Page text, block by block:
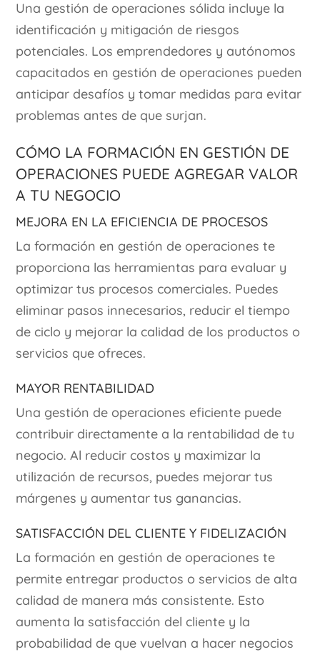
Una gestión de operaciones sólida incluye la
identificación y mitigación de riesgos
potenciales. Los emprendedores y autónomos
capacitados en gestión de operaciones pueden
anticipar desafíos y tomar medidas para evitar
problemas antes de que surjan.
Cómo la Formación en Gestión de
Operaciones Puede Agregar Valor
a tu Negocio
Mejora en la Eficiencia de Procesos
La formación en gestión de operaciones te
proporciona las herramientas para evaluar y
optimizar tus procesos comerciales. Puedes
eliminar pasos innecesarios, reducir el tiempo
de ciclo y mejorar la calidad de los productos o
servicios que ofreces.
Mayor Rentabilidad
Una gestión de operaciones eficiente puede
contribuir directamente a la rentabilidad de tu
negocio. Al reducir costos y maximizar la
utilización de recursos, puedes mejorar tus
márgenes y aumentar tus ganancias.
Satisfacción del Cliente y Fidelización
La formación en gestión de operaciones te
permite entregar productos o servicios de alta
calidad de manera más consistente. Esto
aumenta la satisfacción del cliente y la
probabilidad de que vuelvan a hacer negocios